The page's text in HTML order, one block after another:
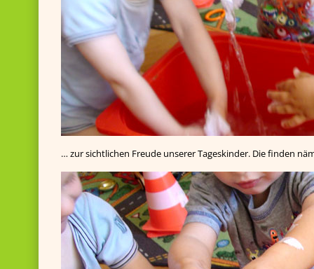
… zur sichtlichen Freude unserer Tageskinder. Die finden